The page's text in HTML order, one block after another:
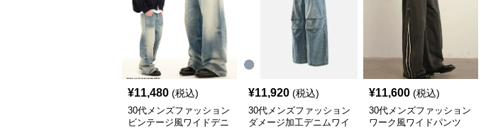
¥11,480 (税込)
30代メンズファッション
ビンテージ風ワイドデニ
¥11,920 (税込)
30代メンズファッション
ダメージ加工デニムワイ
¥11,600 (税込)
30代メンズファッション
ワーク風ワイドパンツ